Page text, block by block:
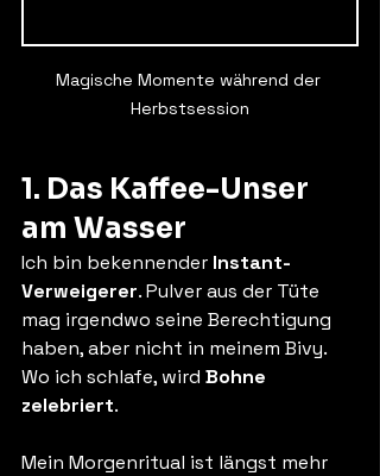
Magische Momente während der
Herbstsession
1. Das Kaffee-Unser
am Wasser
Ich bin bekennender Instant-
Verweigerer. Pulver aus der Tüte
mag irgendwo seine Berechtigung
haben, aber nicht in meinem Bivy.
Wo ich schlafe, wird Bohne
zelebriert.
Mein Morgenritual ist längst mehr